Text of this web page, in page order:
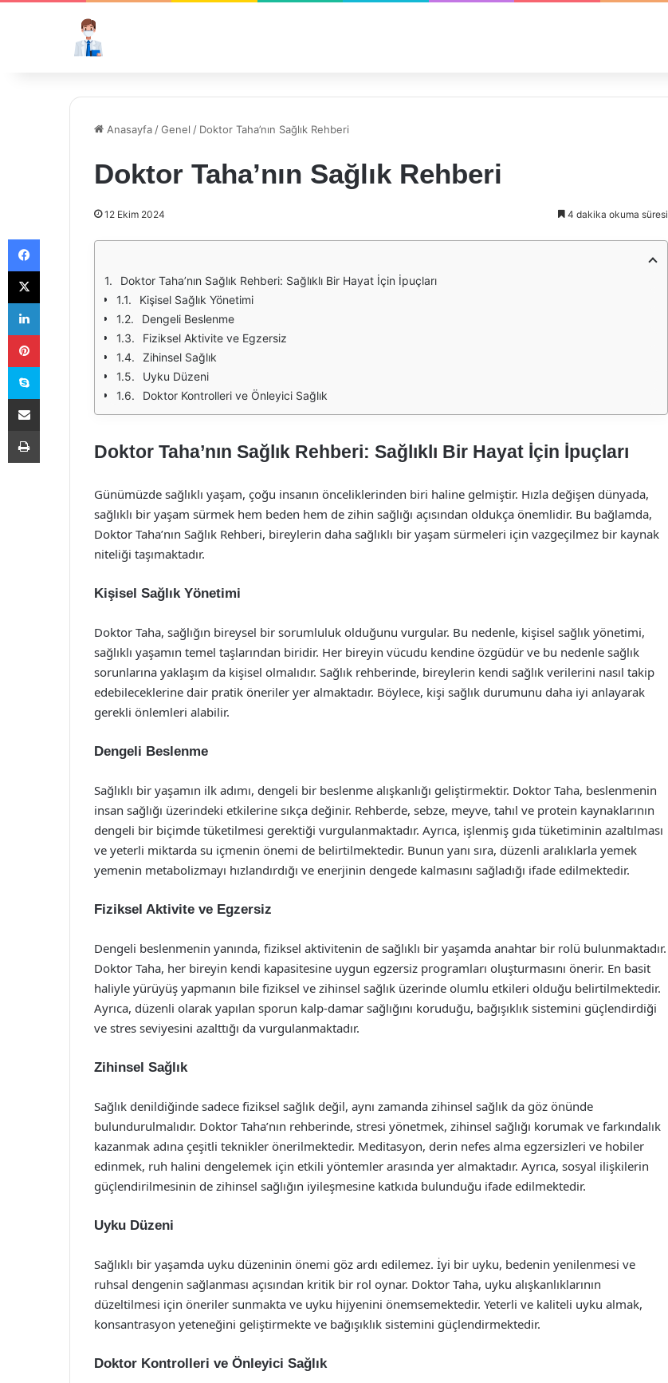
Anasayfa /Genel / Doktor Taha’nın Sağlık Rehberi
Doktor Taha’nın Sağlık Rehberi
12 Ekim 2024 4 dakika okuma süresi
Doktor Taha’nın Sağlık Rehberi: Sağlıklı Bir Hayat İçin İpuçları
Kişisel Sağlık Yönetimi
Dengeli Beslenme
Fiziksel Aktivite ve Egzersiz
Zihinsel Sağlık
Uyku Düzeni
Doktor Kontrolleri ve Önleyici Sağlık
Doktor Taha’nın Sağlık Rehberi: Sağlıklı Bir Hayat İçin İpuçları
Günümüzde sağlıklı yaşam, çoğu insanın önceliklerinden biri haline gelmiştir. Hızla değişen dünyada,
sağlıklı bir yaşam sürmek hem beden hem de zihin sağlığı açısından oldukça önemlidir. Bu bağlamda,
Doktor Taha’nın Sağlık Rehberi, bireylerin daha sağlıklı bir yaşam sürmeleri için vazgeçilmez bir kaynak
niteliği taşımaktadır.
Kişisel Sağlık Yönetimi
Doktor Taha, sağlığın bireysel bir sorumluluk olduğunu vurgular. Bu nedenle, kişisel sağlık yönetimi,
sağlıklı yaşamın temel taşlarından biridir. Her bireyin vücudu kendine özgüdür ve bu nedenle sağlık
sorunlarına yaklaşım da kişisel olmalıdır. Sağlık rehberinde, bireylerin kendi sağlık verilerini nasıl takip
edebileceklerine dair pratik öneriler yer almaktadır. Böylece, kişi sağlık durumunu daha iyi anlayarak
gerekli önlemleri alabilir.
Dengeli Beslenme
Sağlıklı bir yaşamın ilk adımı, dengeli bir beslenme alışkanlığı geliştirmektir. Doktor Taha, beslenmenin
insan sağlığı üzerindeki etkilerine sıkça değinir. Rehberde, sebze, meyve, tahıl ve protein kaynaklarının
dengeli bir biçimde tüketilmesi gerektiği vurgulanmaktadır. Ayrıca, işlenmiş gıda tüketiminin azaltılması
ve yeterli miktarda su içmenin önemi de belirtilmektedir. Bunun yanı sıra, düzenli aralıklarla yemek
yemenin metabolizmayı hızlandırdığı ve enerjinin dengede kalmasını sağladığı ifade edilmektedir.
Fiziksel Aktivite ve Egzersiz
Dengeli beslenmenin yanında, fiziksel aktivitenin de sağlıklı bir yaşamda anahtar bir rolü bulunmaktadır.
Doktor Taha, her bireyin kendi kapasitesine uygun egzersiz programları oluşturmasını önerir. En basit
haliyle yürüyüş yapmanın bile fiziksel ve zihinsel sağlık üzerinde olumlu etkileri olduğu belirtilmektedir.
Ayrıca, düzenli olarak yapılan sporun kalp-damar sağlığını koruduğu, bağışıklık sistemini güçlendirdiği
ve stres seviyesini azalttığı da vurgulanmaktadır.
Zihinsel Sağlık
Sağlık denildiğinde sadece fiziksel sağlık değil, aynı zamanda zihinsel sağlık da göz önünde
bulundurulmalıdır. Doktor Taha’nın rehberinde, stresi yönetmek, zihinsel sağlığı korumak ve farkındalık
kazanmak adına çeşitli teknikler önerilmektedir. Meditasyon, derin nefes alma egzersizleri ve hobiler
edinmek, ruh halini dengelemek için etkili yöntemler arasında yer almaktadır. Ayrıca, sosyal ilişkilerin
güçlendirilmesinin de zihinsel sağlığın iyileşmesine katkıda bulunduğu ifade edilmektedir.
Uyku Düzeni
Sağlıklı bir yaşamda uyku düzeninin önemi göz ardı edilemez. İyi bir uyku, bedenin yenilenmesi ve
ruhsal dengenin sağlanması açısından kritik bir rol oynar. Doktor Taha, uyku alışkanlıklarının
düzeltilmesi için öneriler sunmakta ve uyku hijyenini önemsemektedir. Yeterli ve kaliteli uyku almak,
konsantrasyon yeteneğini geliştirmekte ve bağışıklık sistemini güçlendirmektedir.
Doktor Kontrolleri ve Önleyici Sağlık
Facebook
X
LinkedIn
Pinterest
Skype
E-Posta ile paylaş